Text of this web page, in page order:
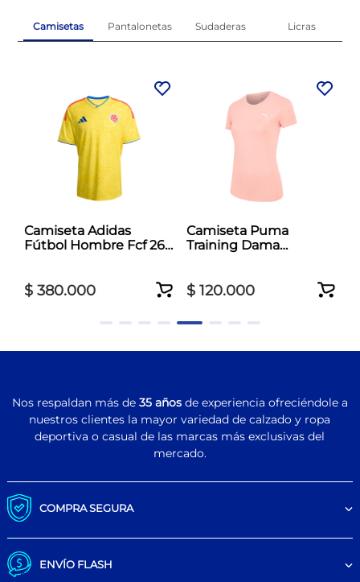
Camisetas Pantalonetas Sudaderas Licras
Camiseta Adidas
Fútbol Hombre Fcf 26
$ 380.000
Camiseta Puma
Training Dama
$ 120.000
Nos respaldan más de 35 añosde experiencia ofreciéndole a
nuestros clientes la mayor variedad de calzado y ropa
deportiva o casual de las marcas más exclusivas del
mercado.
COMPRA SEGURA
ENVÍO FLASH